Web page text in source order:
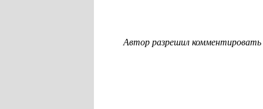
Автор разрешил